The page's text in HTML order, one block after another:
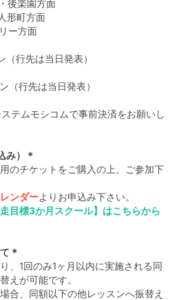
後楽園方面
形町方面
ー方面
行先は当日発表）
行先は当日発表）
ステムモシコムで事前決済をお願いし
み）＊
のチケットをご購入の上、ご参加下
ンダーよりお申込み下さい。
目標3か月スクール】はこちらから
＊
、1回のみ1ヶ月以内に実施される同
えが可能です。
合、同額以下の他レッスンへ振替え